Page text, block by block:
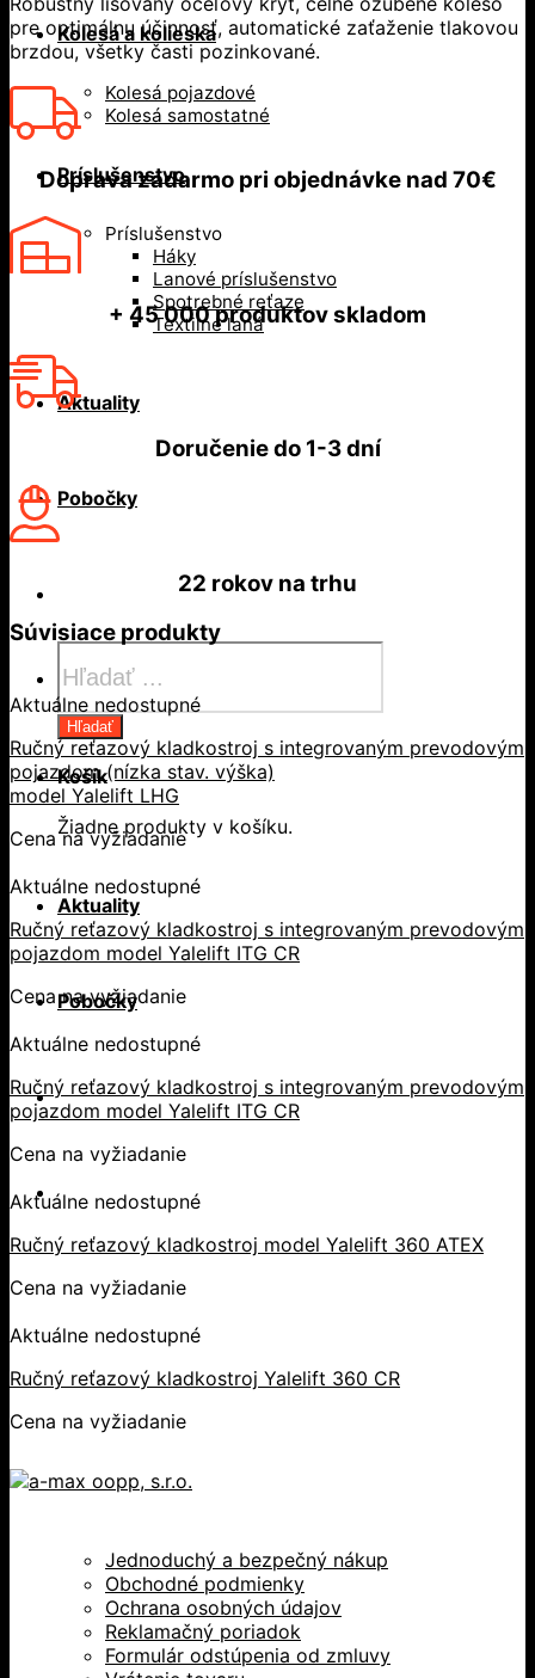
Kolesá a kolieska
Kolesá pojazdové
Kolesá samostatné
Príslušenstvo
Príslušenstvo
Háky
Lanové príslušenstvo
Spotrebné reťaze
Textilné laná
Aktuality
Pobočky
Products
search
Hľadať
Košík
Žiadne produkty v košíku.
Aktuality
Pobočky
pre optimálnu účinnosť, automatické zaťaženie tlakovou
brzdou, všetky časti pozinkované.
Doprava zadarmo pri objednávke nad 70€
+ 45 000produktov skladom
Doručenie do1-3 dní
22 rokov na trhu
Súvisiace produkty
Aktuálne nedostupné
Ručný reťazový kladkostroj s integrovaným prevodovým
pojazdom (nízka stav. výška)
model Yalelift LHG
Cena na vyžiadanie
Aktuálne nedostupné
Ručný reťazový kladkostroj s integrovaným prevodovým
pojazdom model Yalelift ITG CR
Cena na vyžiadanie
Aktuálne nedostupné
Ručný reťazový kladkostroj s integrovaným prevodovým
pojazdom model Yalelift ITG CR
Cena na vyžiadanie
Aktuálne nedostupné
Ručný reťazový kladkostroj model Yalelift 360 ATEX
Cena na vyžiadanie
Aktuálne nedostupné
Ručný reťazový kladkostroj Yalelift 360 CR
Cena na vyžiadanie
Jednoduchý a bezpečný nákup
Obchodné podmienky
Ochrana osobných údajov
Reklamačný poriadok
Formulár odstúpenia od zmluvy